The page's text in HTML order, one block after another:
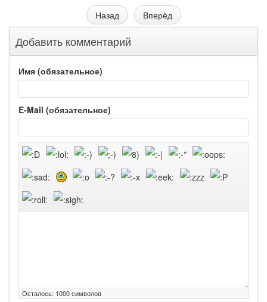
Назад
Вперёд
Добавить комментарий
Имя (обязательное)
E-Mail (обязательное)
Осталось: 1000символов